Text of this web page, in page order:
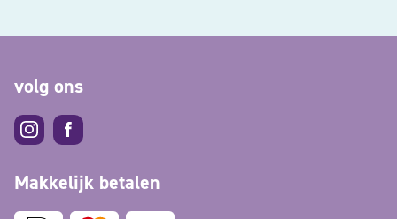
volg ons
Makkelijk betalen